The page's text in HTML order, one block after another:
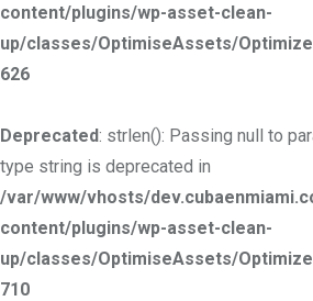
content/plugins/wp-asset-clean-
up/classes/OptimiseAssets/
626
Deprecated: strlen(): Passing null to
type string is deprecated in
/var/www/vhosts/
content/plugins/wp-asset-clean-
up/classes/OptimiseAssets/
710